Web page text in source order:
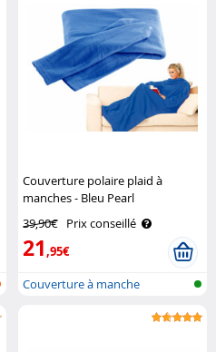
Couverture polaire plaid à
manches - Bleu Pearl
39,90€ Prix conseillé
21,95€
Couverture à manche